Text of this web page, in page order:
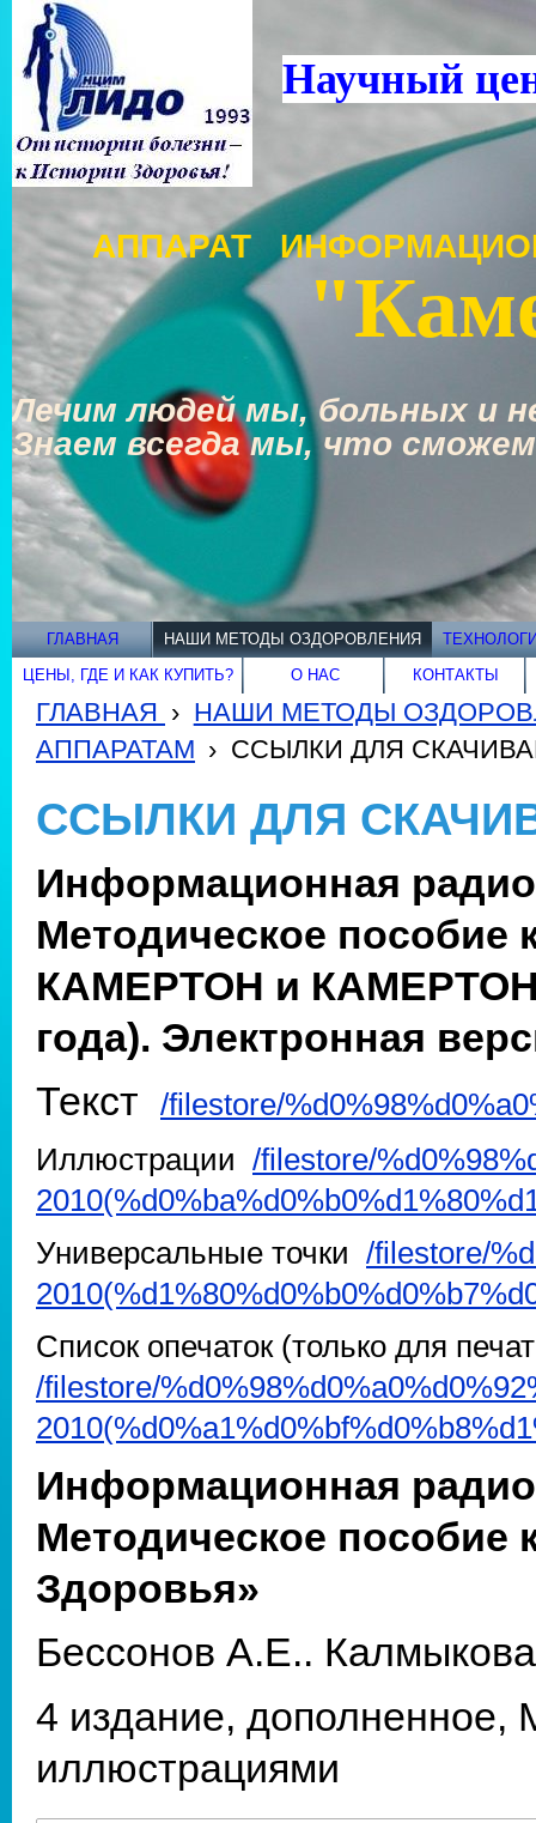
Научный
АППАРАТ
Лечим людей мы, больных и
Знаем всегда мы, что
ГЛАВНАЯ НАШИ МЕТОДЫ ОЗДОРОВЛЕНИЯ
ЦЕНЫ, ГДЕ И КАК КУПИТЬ? О НАС КОНТАКТЫ
ГЛАВНАЯ › НАШИ МЕТОДЫ
АППАРАТАМ › ССЫЛКИ ДЛЯ
ССЫЛКИ ДЛЯ
Информационная
Методическое пособие
КАМЕРТОН и КАМЕРТОН
года). Электронная
Текст
/filestore/
Иллюстрации /filestore/
Универсальные точки /filestore/
Список опечаток (только для
/filestore/
Информационная
Методическое пособие
Здоровья»
Бессонов А.Е..
4 издание, дополненное,
иллюстрациями